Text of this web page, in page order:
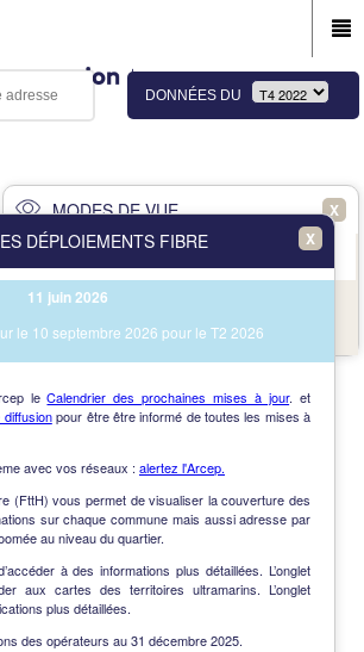
DONNÉES DU
MODES DE VUE X
Vue des immeubles et des communes
X
DÉPLOIEMENTS FIBRE
11 juin 2026
le 10 septembre 2026 pour le T2 2026
leCalendrier des prochaines mises à jour. et
pour être être informé de toutes les mises à
avec vos réseaux : alertez l'Arcep.
(FttH) vous permet de visualiser la couverture des
sur chaque commune mais aussi adresse par
au niveau du quartier.
à des informations plus détaillées. L’onglet
aux cartes des territoires ultramarins. L’onglet
plus détaillées.
des opérateurs au 31 décembre 2025.